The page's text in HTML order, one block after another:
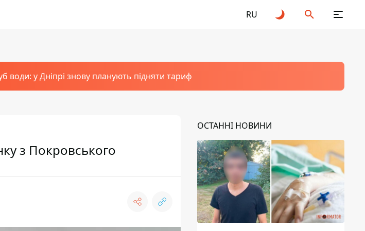
RU
води: у Дніпрі знову планують підняти тариф
з Покровського
ОСТАННІ НОВИНИ